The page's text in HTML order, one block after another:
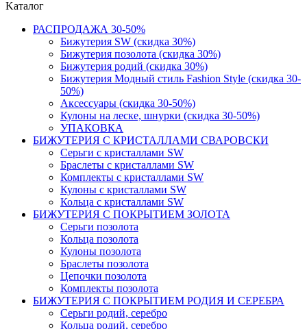
Kаталог
РАСПРОДАЖА 30-50%
Бижутерия SW (скидка 30%)
Бижутерия позолота (скидка 30%)
Бижутерия родий (скидка 30%)
Бижутерия Модный стиль Fashion Style (скидка 30-
50%)
Аксессуары (скидка 30-50%)
Кулоны на леске, шнурки (скидка 30-50%)
УПАКОВКА
БИЖУТЕРИЯ С КРИСТАЛЛАМИ СВАРОВСКИ
Серьги с кристаллами SW
Браслеты с кристаллами SW
Комплекты c кристаллами SW
Кулоны с кристаллами SW
Кольца с кристаллами SW
БИЖУТЕРИЯ С ПОКРЫТИЕМ ЗОЛОТА
Серьги позолота
Кольца позолота
Кулоны позолота
Браслеты позолота
Цепочки позолота
Комплекты позолота
БИЖУТЕРИЯ С ПОКРЫТИЕМ РОДИЯ И СЕРЕБРА
Серьги родий, серебро
Кольца родий, серебро